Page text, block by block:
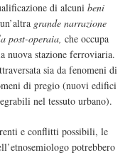
di alcuni beni
grande narrazione
post-operaia, che occupa
nuova stazione ferroviaria.
sia da fenomeni di
di pregio (nuovi edifici
nel tessuto urbano).
e conflitti possibili, le
potrebbero